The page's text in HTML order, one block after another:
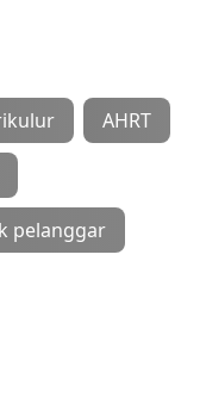
AHRT
pelanggar